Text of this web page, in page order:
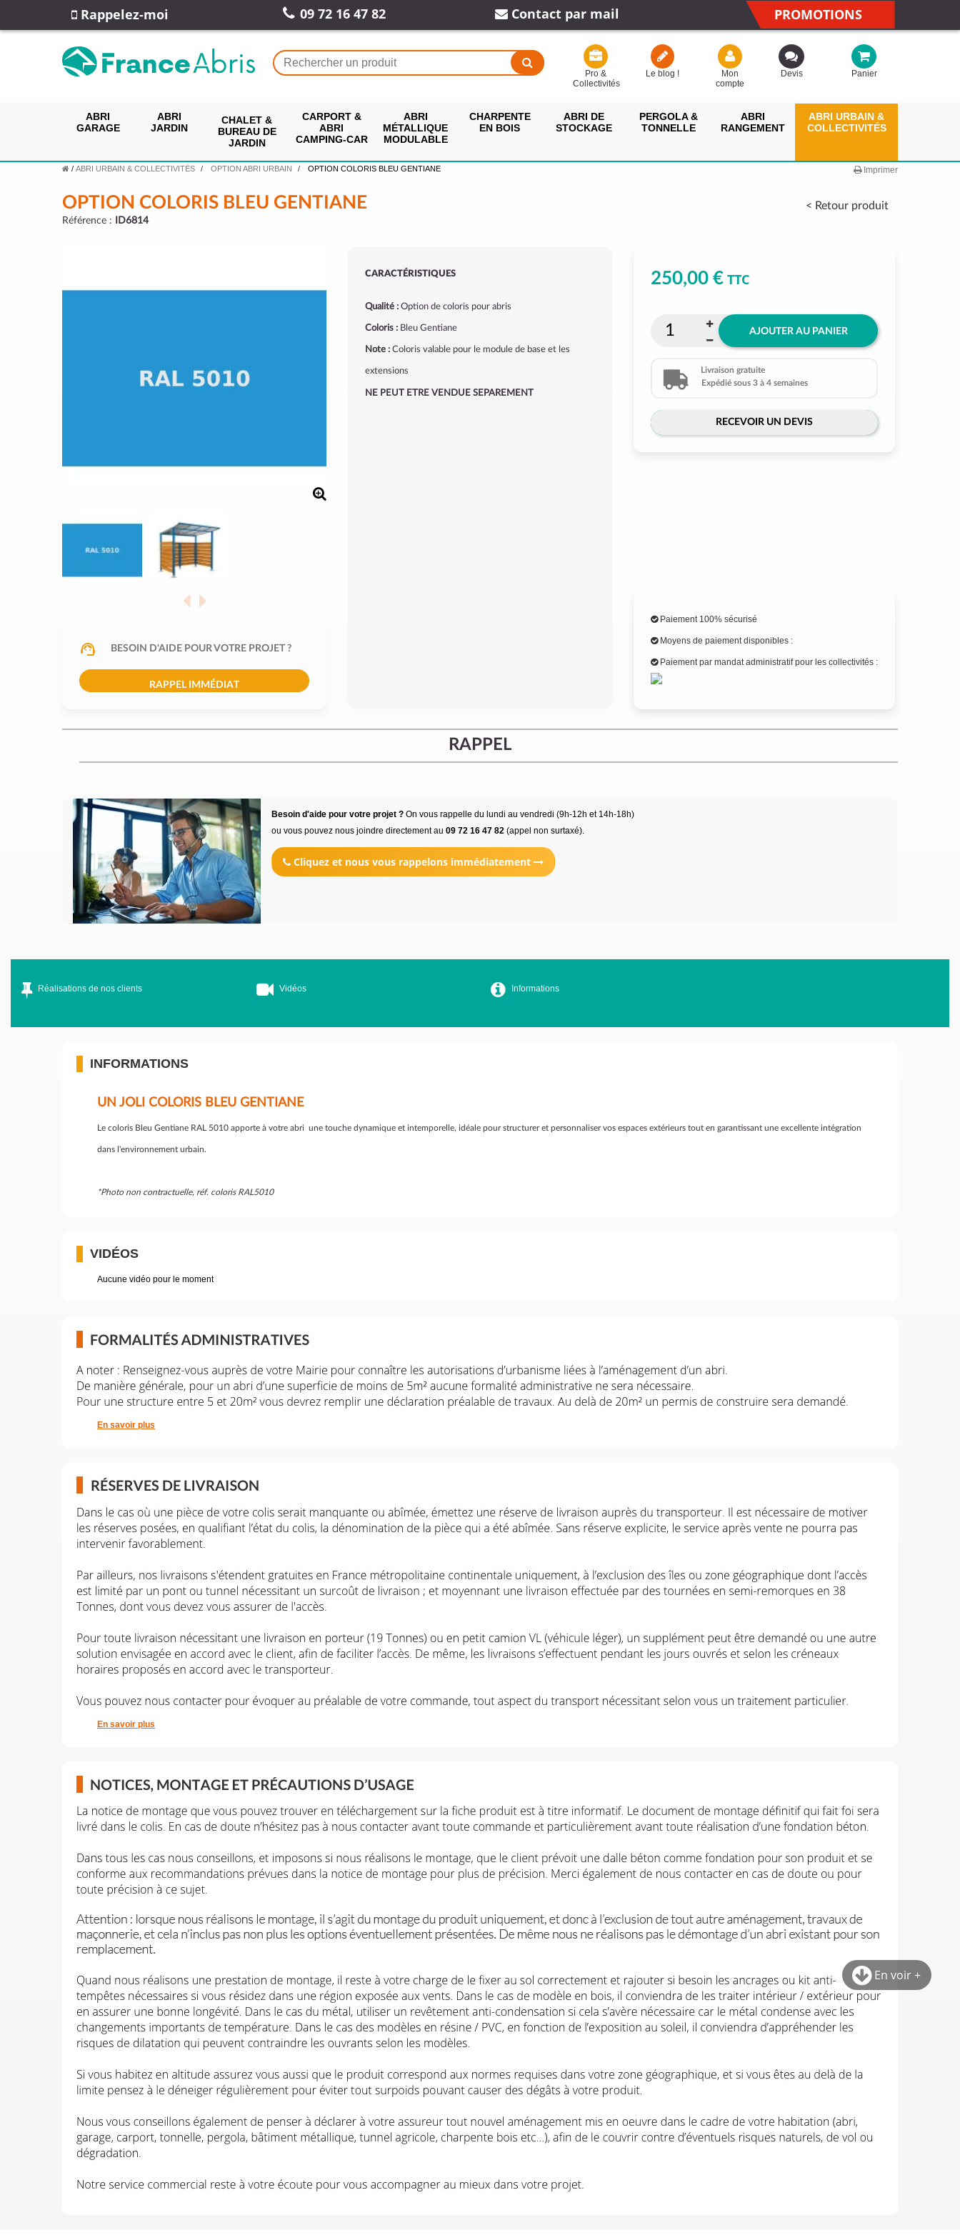
Rappelez-moi 09 72 16 47 82 Contact par mail PROMOTIONS
Pro &
Collectivités
Le blog !
Mon
compte
Devis Panier
ABRI
GARAGE
ABRI
JARDIN
CHALET &
BUREAU DE
JARDIN
CARPORT &
ABRI
CAMPING-CAR
ABRI
MÉTALLIQUE
MODULABLE
CHARPENTE
EN BOIS
ABRI DE
STOCKAGE
PERGOLA &
TONNELLE
ABRI
RANGEMENT
ABRI URBAIN &
COLLECTIVITÉS
/ ABRI URBAIN & COLLECTIVITÉS OPTION ABRI URBAIN OPTION COLORIS BLEU GENTIANE Imprimer
< Retour produit
OPTION COLORIS BLEU GENTIANE
Référence : ID6814
BESOIN D'AIDE POUR VOTRE PROJET ?
RAPPEL IMMÉDIAT
CARACTÉRISTIQUES
Qualité :Option de coloris pour abris
Coloris :Bleu Gentiane
Note :Coloris valable pour le module de base et les
extensions
NE PEUT ETRE VENDUE SEPAREMENT
250,00 €TTC
AJOUTER AU PANIER
Livraison gratuite
Expédié sous 3 à 4 semaines
RECEVOIR UN DEVIS
Paiement 100% sécurisé
Moyens de paiement disponibles :
Paiement par mandat administratif pour les collectivités :
RAPPEL
Besoin d'aide pour votre projet ?On vous rappelle du lundi au vendredi (9h-12h et 14h-18h)
ou vous pouvez nous joindre directement au 09 72 16 47 82(appel non surtaxé).
Cliquez et nous vous rappelons immédiatement
En voir +
Réalisations de nos clients Vidéos Informations
INFORMATIONS
UN JOLI COLORIS BLEU GENTIANE
Le coloris Bleu Gentiane RAL 5010 apporte à votre abri une touche dynamique et intemporelle, idéale pour structurer et personnaliser vos espaces extérieurs tout en garantissant une excellente intégration
dans l'environnement urbain.
*Photo non contractuelle, réf. coloris RAL5010
VIDÉOS
Aucune vidéo pour le moment
En savoir plus
En savoir plus